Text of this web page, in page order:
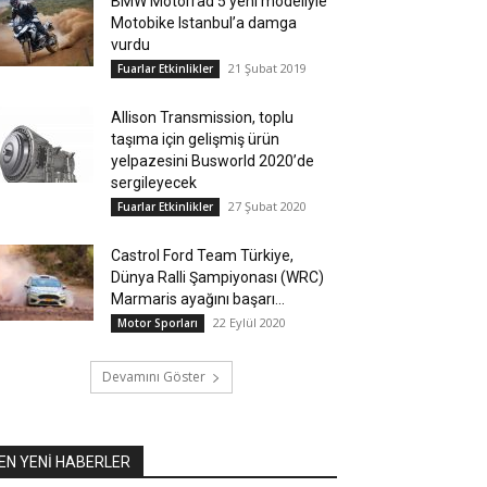
Motobike Istanbul’a damga
vurdu
Fuarlar Etkinlikler 21 Şubat 2019
Allison Transmission, toplu
taşıma için gelişmiş ürün
yelpazesini Busworld 2020’de
sergileyecek
Fuarlar Etkinlikler 27 Şubat 2020
Castrol Ford Team Türkiye,
Dünya Ralli Şampiyonası (WRC)
Marmaris ayağını başarı...
Motor Sporları 22 Eylül 2020
Devamını Göster
YENİ HABERLER